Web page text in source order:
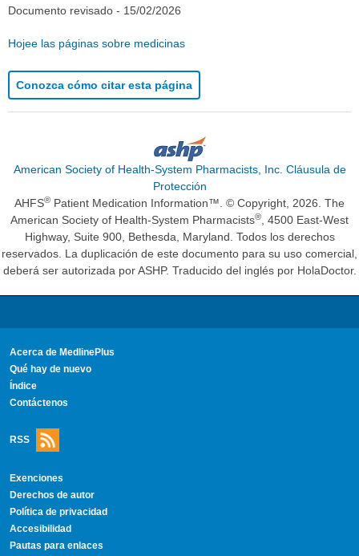
Documento revisado - 15/02/2026
Hojee las páginas sobre medicinas
Conozca cómo citar esta página
American Society of Health-System Pharmacists, Inc. Cláusula de
Protección
AHFS® Patient Medication Information™. © Copyright, 2026. The
American Society of Health-System Pharmacists®, 4500 East-West
Highway, Suite 900, Bethesda, Maryland. Todos los derechos
reservados. La duplicación de este documento para su uso comercial,
deberá ser autorizada por ASHP. Traducido del inglés por HolaDoctor.
Acerca de MedlinePlus
Qué hay de nuevo
Índice
Contáctenos
RSS
Exenciones
Derechos de autor
Política de privacidad
Accesibilidad
Pautas para enlaces